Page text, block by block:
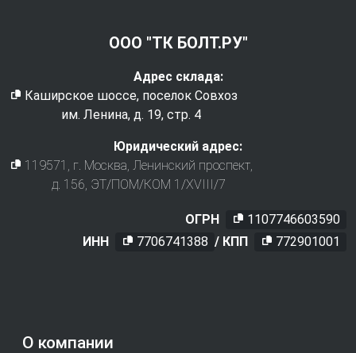
О компании
ООО "ТК БОЛТ.РУ"
Адрес склада:
Каширское шоссе, поселок Совхоз
им. Ленина, д. 19, стр. 4
Юридический адрес:
119571
, г. Москва Ленинский проспект,
д. 156, ЭТ/ПОМ/КОМ 1/XVIII/7
ОГРН
1107746603590
ИНН
7706741388 / КПП 772901001